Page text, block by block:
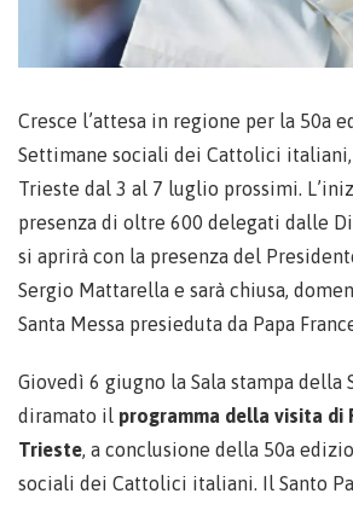
Cresce l’attesa in regione per la 50a
Settimane sociali dei Cattolici
Trieste dal 3 al 7 luglio prossimi.
presenza di oltre 600 delegati dalle
si aprirà con la presenza del
Sergio Mattarella e sarà chiusa,
Santa Messa presieduta da Papa
Giovedì 6 giugno la Sala stampa della
diramato il programma della visita di
Trieste, a conclusione della 50a
sociali dei Cattolici italiani. Il Santo